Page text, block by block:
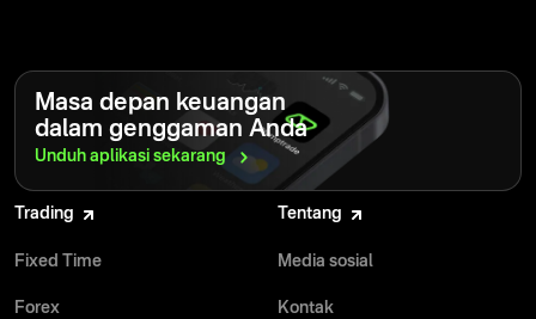
Masa depan keuangan
dalam genggaman Anda
Unduh aplikasi sekarang
Trading
Fixed Time
Forex
Tentang
Media sosial
Kontak